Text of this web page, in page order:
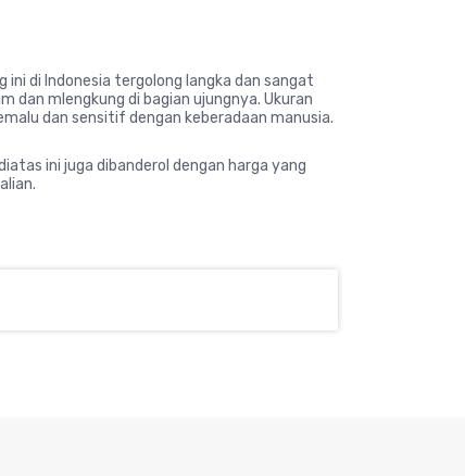
ini di Indonesia tergolong langka dan sangat
dan mlengkung di bagian ujungnya. Ukuran
dan sensitif dengan keberadaan manusia.
ini juga dibanderol dengan harga yang